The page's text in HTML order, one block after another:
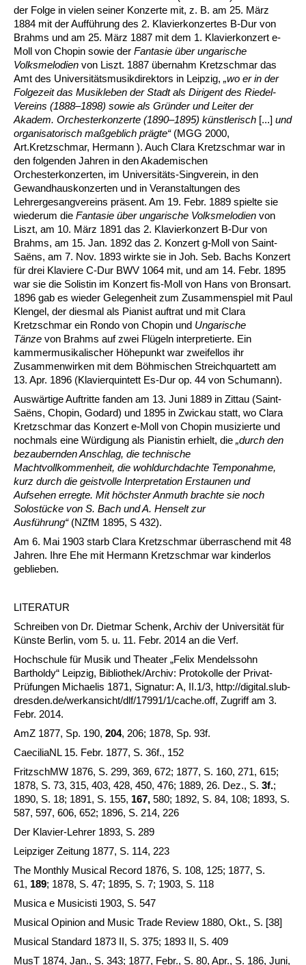
der Folge in vielen seiner Konzerte mit, z. B. am 25. März
1884 mit der Aufführung des 2. Klavierkonzertes B-Dur von
Brahms und am 25. März 1887 mit dem 1. Klavierkonzert e-
Moll von Chopin sowie der Fantasie über ungarische
Volksmelodien von Liszt. 1887 übernahm Kretzschmar das
Amt des Universitätsmusikdirektors in Leipzig, „wo er in der
Folgezeit das Musikleben der Stadt als Dirigent des Riedel-
Vereins (1888–1898) sowie als Gründer und Leiter der
Akadem. Orchesterkonzerte (1890–1895) künstlerisch [...] und
organisatorisch maßgeblich prägte“(MGG 2000,
Art.Kretzschmar, Hermann ). Auch Clara Kretzschmar war in
den folgenden Jahren in den Akademischen
Orchesterkonzerten, im Universitäts-Singverein, in den
Gewandhauskonzerten und in Veranstaltungen des
Lehrergesangvereins präsent. Am 19. Febr. 1889 spielte sie
wiederum die Fantasie über ungarische Volksmelodien von
Liszt, am 10. März 1891 das 2. Klavierkonzert B-Dur von
Brahms, am 15. Jan. 1892 das 2. Konzert g-Moll von Saint-
Saëns, am 7. Nov. 1893 wirkte sie in Joh. Seb. Bachs Konzert
für drei Klaviere C-Dur BWV 1064 mit, und am 14. Febr. 1895
war sie die Solistin im Konzert fis-Moll von Hans von Bronsart.
1896 gab es wieder Gelegenheit zum Zusammenspiel mit Paul
Klengel, der diesmal als Pianist auftrat und mit Clara
Kretzschmar ein Rondo von Chopin und Ungarische
Tänze von Brahms auf zwei Flügeln interpretierte. Ein
kammermusikalischer Höhepunkt war zweifellos ihr
Zusammenwirken mit dem Böhmischen Streichquartett am
13. Apr. 1896 (Klavierquintett Es-Dur op. 44 von Schumann).
Auswärtige Auftritte fanden am 13. Juni 1889 in Zittau (Saint-
Saëns, Chopin, Godard) und 1895 in Zwickau statt, wo Clara
Kretzschmar das Konzert e-Moll von Chopin musizierte und
nochmals eine Würdigung als Pianistin erhielt, die „durch den
bezaubernden Anschlag, die technische
Machtvollkommenheit, die wohldurchdachte Temponahme,
kurz durch die geistvolle Interpretation Erstaunen und
Aufsehen erregte. Mit höchster Anmuth brachte sie noch
Solostücke von S. Bach und A. Henselt zur
Ausführung“(NZfM 1895, S 432).
Am 6. Mai 1903 starb Clara Kretzschmar überraschend mit 48
Jahren. Ihre Ehe mit Hermann Kretzschmar war kinderlos
geblieben.
LITERATUR
Schreiben von Dr. Dietmar Schenk, Archiv der Universität für
Künste Berlin, vom 5. u. 11. Febr. 2014 an die Verf.
Hochschule für Musik und Theater „Felix Mendelssohn
Bartholdy“ Leipzig, Bibliothek/Archiv: Protokolle der Privat-
Prüfungen Michaelis 1871, Signatur: A, II.1/3, http://digital.slub-
dresden.de/werkansicht/dlf/17991/1/cache.off, Zugriff am 3.
Febr. 2014.
AmZ 1877, Sp. 190, 204, 206; 1878, Sp. 93f.
CaeciliaNL 15. Febr. 1877, S. 36f., 152
FritzschMW 1876, S. 299, 369, 672; 1877, S. 160, 271, 615;
1878, S. 73, 315, 403, 428, 450, 476; 1889, 26. Dez., S. 3f.;
1890, S. 18; 1891, S. 155, 167, 580; 1892, S. 84, 108; 1893, S.
587, 597, 606, 652; 1896, S. 214, 226
Der Klavier-Lehrer 1893, S. 289
Leipziger Zeitung 1877, S. 114, 223
The Monthly Musical Record 1876, S. 108, 125; 1877, S.
61, 189; 1878, S. 47; 1895, S. 7; 1903, S. 118
Musica e Musicisti 1903, S. 547
Musical Opinion and Music Trade Review 1880, Okt., S. [38]
Musical Standard 1873 II, S. 375; 1893 II, S. 409
MusT 1874, Jan., S. 343; 1877, Febr., S. 80, Apr., S. 186, Juni,